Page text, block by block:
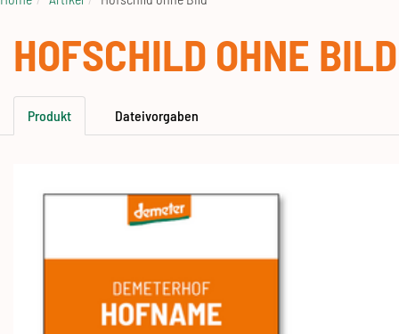
HOFSCHILD OHNE BILD
Produkt Dateivorgaben